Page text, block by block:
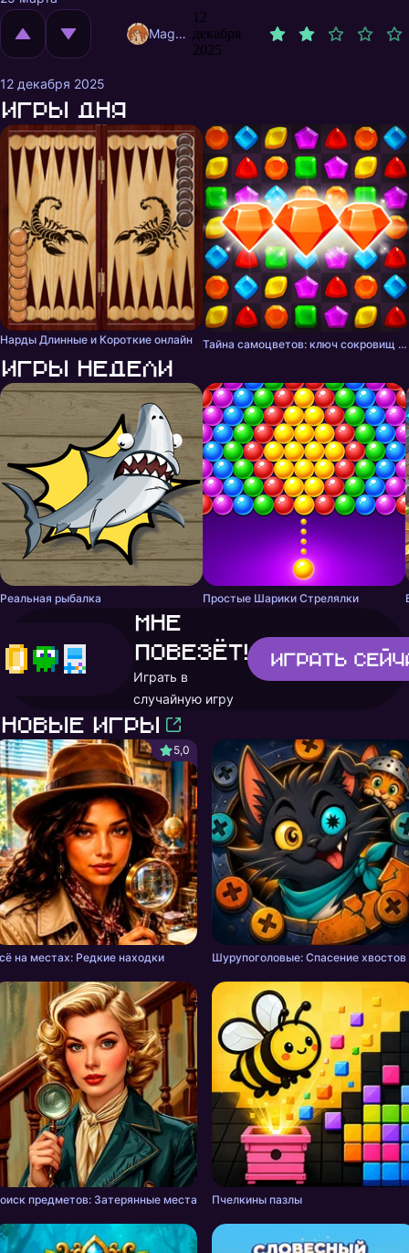
MagnificentMrFox
12
декабря
2025
12 декабря 2025
Игры дня
Нарды Длинные и Короткие онлайн Тайна самоцветов: ключ сокровищ - три в ряд
Игры недели
Реальная рыбалка Простые Шарики Стрелялки
Мне
повезёт!
Играть в
случайную игру
Играть
Новые игры
5,0
на местах: Редкие находки Шурупоголовые: Спасение хвостов
предметов: Затерянные места Пчелкины пазлы